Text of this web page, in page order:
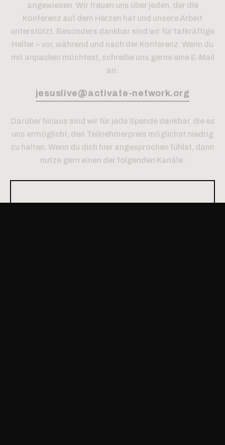
angewiesen. Wir freuen uns über jeden, der die
Konferenz auf dem Herzen hat und unsere Arbeit
unterstützt. Besonders dankbar sind wir für tatkräftige
Helfer – vor, während und nach der Konferenz. Wenn du
mit anpacken möchtest, schreibe uns gerne eine E-Mail
an:
jesuslive@activate-network.org
Darüber hinaus sind wir für jede Spende dankbar, die es
uns ermöglicht, den Teilnehmerpreis möglichst niedrig
zu halten. Wenn du dich hier angesprochen fühlst, dann
nutze gern einen der folgenden Kanäle: